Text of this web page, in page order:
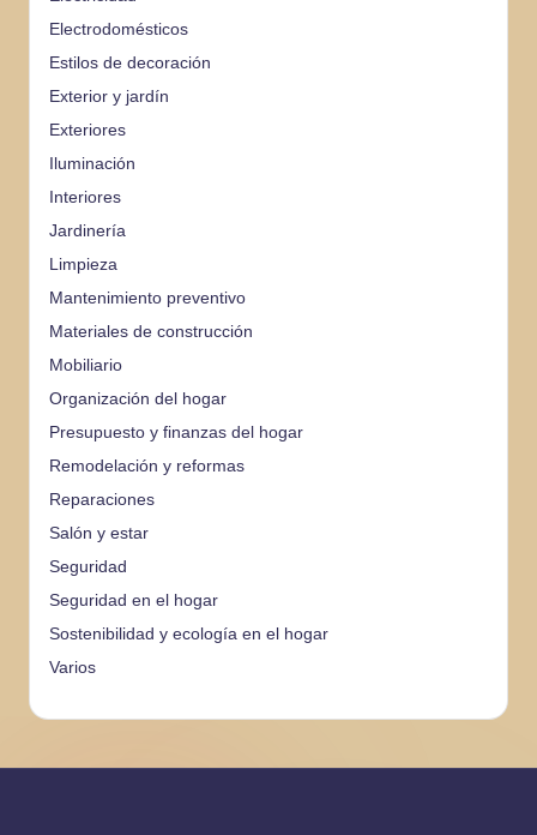
Electrodomésticos
Estilos de decoración
Exterior y jardín
Exteriores
Iluminación
Interiores
Jardinería
Limpieza
Mantenimiento preventivo
Materiales de construcción
Mobiliario
Organización del hogar
Presupuesto y finanzas del hogar
Remodelación y reformas
Reparaciones
Salón y estar
Seguridad
Seguridad en el hogar
Sostenibilidad y ecología en el hogar
Varios